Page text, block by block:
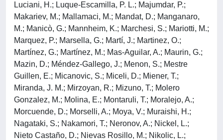
Luciani, H.; Luque-Escamilla, P. L.; Majumdar, P.;
Makariev, M.; Mallamaci, M.; Mandat, D.; Manganaro,
M.; Manicò, G.; Mannheim, K.; Marchesi, S.; Mariotti, M.;
Marquez, P.; Marsella, G.; Martí, J.; Martinez, O.;
Martínez, G.; Martínez, M.; Mas-Aguilar, A.; Maurin, G.;
Mazin, D.; Méndez-Gallego, J.; Menon, S.; Mestre
Guillen, E.; Micanovic, S.; Miceli, D.; Miener, T.;
Miranda, J. M.; Mirzoyan, R.; Mizuno, T.; Molero
Gonzalez, M.; Molina, E.; Montaruli, T.; Moralejo, A.;
Morcuende, D.; Morselli, A.; Moya, V.; Muraishi, H.;
Nagataki, S.; Nakamori, T.; Neronov, A.; Nickel, L.;
Nieto Castaño, D.; Nievas Rosillo, M.; Nikolic, L.;